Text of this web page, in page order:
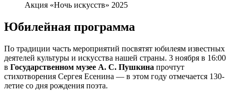
Акция «Ночь искусств» 2025
Юбилейная программа
По традиции часть мероприятий посвятят юбилеям известных
деятелей культуры и искусства нашей страны. 3 ноября в 16:00
в Государственном музее А. С. Пушкина прочтут
стихотворения Сергея Есенина — в этом году отмечается 130-
летие со дня рождения поэта.